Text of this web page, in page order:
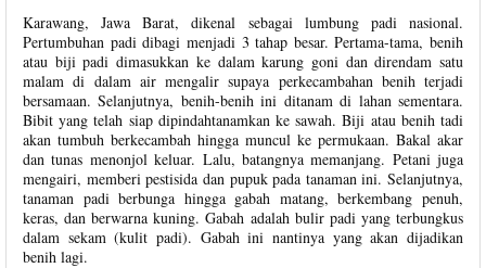
Karawang, Jawa Barat, dikenal sebagai lumbung padi nasional.
Pertumbuhan padi dibagi menjadi 3 tahap besar. Pertama-tama, benih
atau biji padi dimasukkan ke dalam karung goni dan direndam satu
malam di dalam air mengalir supaya perkecambahan benih terjadi
bersamaan. Selanjutnya, benih-benih ini ditanam di lahan sementara.
Bibit yang telah siap dipindahtanamkan ke sawah. Biji atau benih tadi
akan tumbuh berkecambah hingga muncul ke permukaan. Bakal akar
dan tunas menonjol keluar. Lalu, batangnya memanjang. Petani juga
mengairi, memberi pestisida dan pupuk pada tanaman ini. Selanjutnya,
tanaman padi berbunga hingga gabah matang, berkembang penuh,
keras, dan berwarna kuning. Gabah adalah bulir padi yang terbungkus
dalam sekam (kulit padi). Gabah ini nantinya yang akan dijadikan
benih lagi.